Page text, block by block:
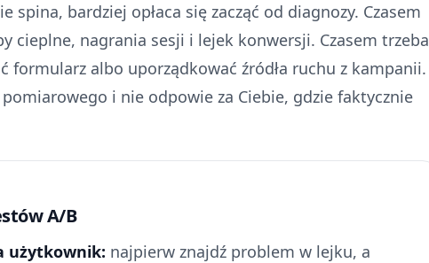
spina, bardziej opłaca się zacząć od diagnozy. Czasem
cieplne, nagrania sesji i lejek konwersji. Czasem trzeba
albo uporządkować źródła ruchu z kampanii.
i nie odpowie za Ciebie, gdzie faktycznie
A/B
użytkownik: najpierw znajdź problem w lejku, a